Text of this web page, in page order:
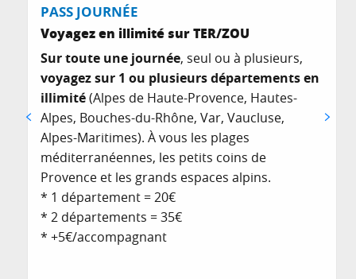
PASS JOURNÉE
Voyagez en illimité sur TER/ZOU
Sur toute une journée, seul ou à plusieurs,
voyagez sur 1 ou plusieurs départements en
illimité(Alpes de Haute-Provence, Hautes-
Alpes, Bouches-du-Rhône, Var, Vaucluse,
Alpes-Maritimes). À vous les plages
méditerranéennes, les petits coins de
Provence et les grands espaces alpins.
* 1 département = 20€
* 2 départements = 35€
* +5€/accompagnant